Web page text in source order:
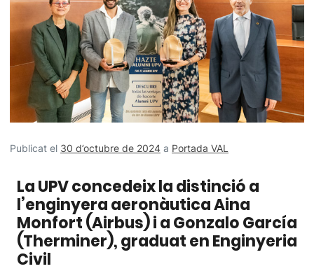
Publicat el 30 d’octubre de 2024 a Portada VAL
La UPV concedeix la distinció a
l’enginyera aeronàutica Aina
Monfort (Airbus) i a Gonzalo García
(Therminer), graduat en Enginyeria
Civil